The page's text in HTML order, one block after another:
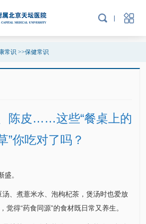
常识 >>保健常识
陈皮……这些“餐桌上的
”你吃对了吗？
。
、煮薏米水、泡枸杞茶，煲汤时也爱放
觉得“药食同源”的食材既日常又养生。